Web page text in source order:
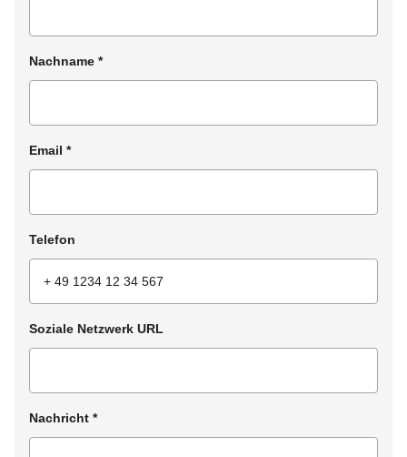
Nachname *
Email *
Telefon
Soziale Netzwerk URL
Nachricht *